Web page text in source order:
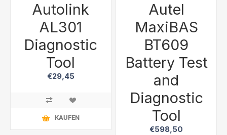
Autolink
AL301
Diagnostic
Tool
€29,45
KAUFEN
Autel
MaxiBAS
BT609
Battery Test
and
Diagnostic
Tool
€598,50